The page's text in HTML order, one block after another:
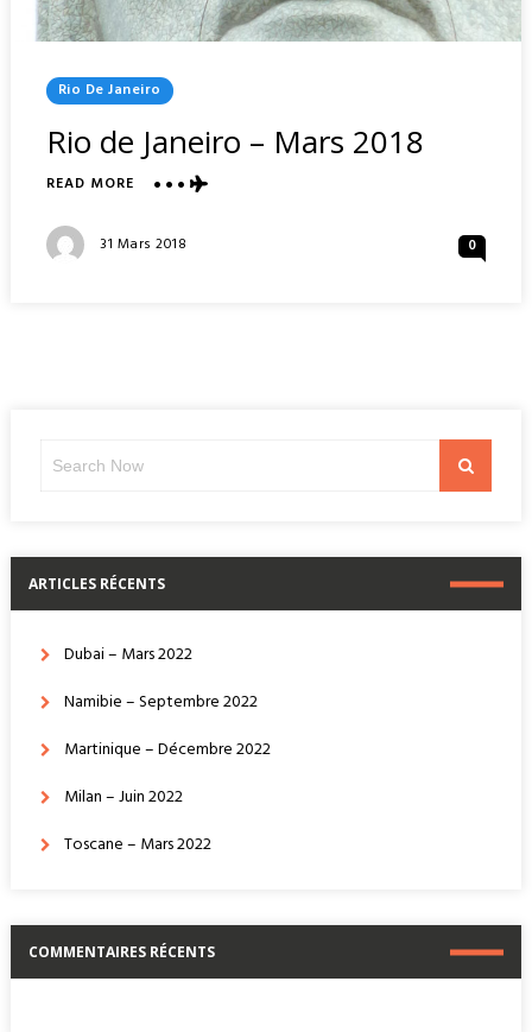
Posted
In
Rio De Janeiro
Rio de Janeiro – Mars 2018
READ MOREABOUT
JANEIRO
Posted
31 Mars 2018 0
Search
ARTICLES RÉCENTS
Dubai – Mars 2022
Namibie – Septembre 2022
Martinique – Décembre 2022
Milan – Juin 2022
Toscane – Mars 2022
COMMENTAIRES RÉCENTS